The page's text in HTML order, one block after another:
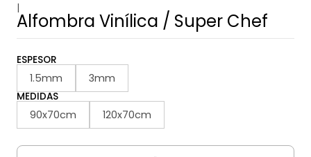
|
Alfombra Vinílica / Super Chef
ESPESOR
1.5mm 3mm
MEDIDAS
90x70cm 120x70cm